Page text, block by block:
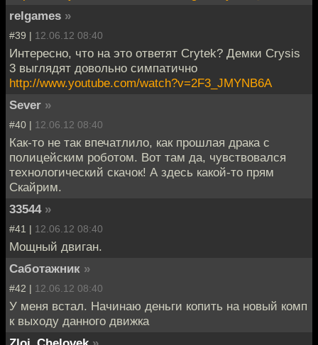
relgames »
#39 | 12.06.12 08:40
Интересно, что на это ответят Crytek? Демки Crysis
3 выглядят довольно симпатично
http://www.youtube.com/watch?v=2F3_JMYNB6A
Sever »
#40 | 12.06.12 08:40
Как-то не так впечатлило, как прошлая драка с
полицейским роботом. Вот там да, чувствовался
технологический скачок! А здесь какой-то прям
Скайрим.
33544 »
#41 | 12.06.12 08:40
Mощный двиган.
Саботажник »
#42 | 12.06.12 08:40
У меня встал. Начинаю деньги копить на новый комп
к выходу данного движка